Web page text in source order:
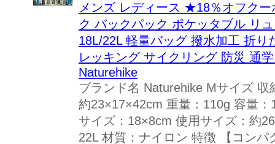
メンズ レディース ★18％オフク
ク バックパック ポケッタブル リ
18L/22L 軽量バッグ 撥水加工 折
レッキング サイクリング 防災 通
Naturehike
ブランド名 Naturehike Mサイズ
約23×17×42cm 重量：110g 容量
サイズ：18×8cm 使用サイズ：約
22L 材質：ナイロン 特徴 【コン